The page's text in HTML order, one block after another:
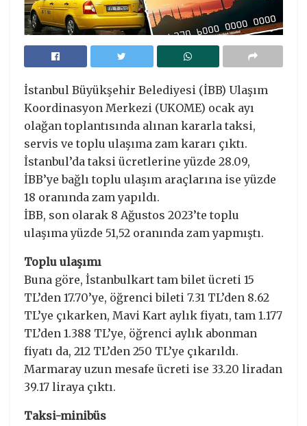
İstanbul Büyükşehir Belediyesi (İBB) Ulaşım
Koordinasyon Merkezi (UKOME) ocak ayı
olağan toplantısında alınan kararla taksi,
servis ve toplu ulaşıma zam kararı çıktı.
İstanbul’da taksi ücretlerine yüzde 28.09,
İBB’ye bağlı toplu ulaşım araçlarına ise yüzde
18 oranında zam yapıldı.
İBB, son olarak 8 Ağustos 2023’te toplu
ulaşıma yüzde 51,52 oranında zam yapmıştı.
Toplu ulaşımı
Buna göre, İstanbulkart tam bilet ücreti 15
TL’den 17.70’ye, öğrenci bileti 7.31 TL’den 8.62
TL’ye çıkarken, Mavi Kart aylık fiyatı, tam 1.177
TL’den 1.388 TL’ye, öğrenci aylık abonman
fiyatı da, 212 TL’den 250 TL’ye çıkarıldı.
Marmaray uzun mesafe ücreti ise 33.20 liradan
39.17 liraya çıktı.
Taksi-minibüs